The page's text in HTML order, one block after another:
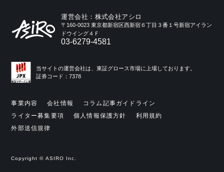
運営会社：株式会社アシロ
〒160-0023 東京都新宿区西新宿６丁目３番１号新宿アイラン
ドウイング４Ｆ
03-6279-4581
当サイトの運営会社は、東証グロース市場に上場しております。
証券コード：7378
事業内容 会社情報
コラム記事ガイドライン
ライター募集要項
個人情報保護方針
利用規約
外部送信規律
Copyright © ASIRO Inc.